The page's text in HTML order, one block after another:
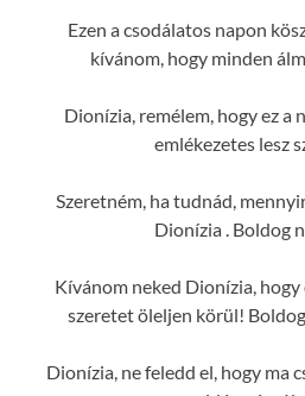
Ezen a csodálatos napon
kívánom, hogy minden
Dionízia, remélem, hogy ez a
emlékezetes lesz
Szeretném, ha tudnád,
Dionízia . Boldog
Kívánom neked Dionízia, hogy
szeretet öleljen körül!
Dionízia, ne feledd el, hogy ma